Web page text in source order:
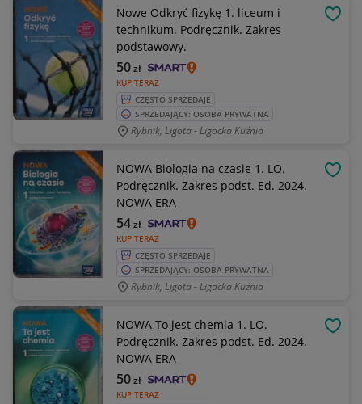
Nowe Odkryć fizykę 1. liceum i
technikum. Podręcznik. Zakres
podstawowy.
KUP TERAZ
50zł
CZĘSTO SPRZEDAJE
SPRZEDAJĄCY: OSOBA PRYWATNA
Rybnik, Ligota - Ligocka Kuźnia
NOWA Biologia na czasie 1. LO.
Podręcznik. Zakres podst. Ed. 2024.
NOWA ERA
KUP TERAZ
54zł
CZĘSTO SPRZEDAJE
SPRZEDAJĄCY: OSOBA PRYWATNA
Rybnik, Ligota - Ligocka Kuźnia
NOWA To jest chemia 1. LO.
Podręcznik. Zakres podst. Ed. 2024.
NOWA ERA
KUP TERAZ
50zł